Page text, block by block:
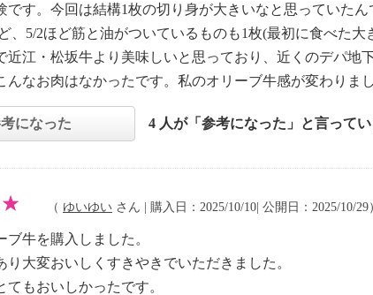
です。今回は結構1枚の切り身が大きいなと思っていた
、5/2ほど筋と油がついているものも1枚(最初に食べた
近江・松坂牛より美味しいと思っており、近くのデパ
んなお肉はなかったです。私のオリーブ牛感が変わりま
になった 4 人が「参考になった」と言って
（ ゆいゆい さん | 購入日：2025/10/10| 公開日：2025/10/29
ブ牛を購入しました。
り大変おいしくすきやきでいただきました。
てもおいしかったです。